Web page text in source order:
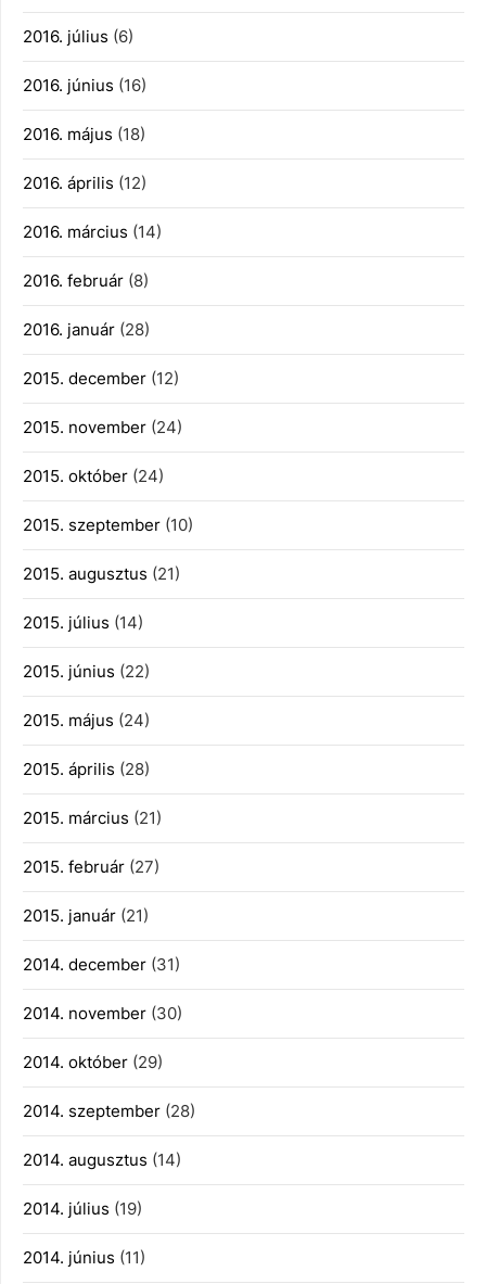
2016. július (6)
2016. június (16)
2016. május (18)
2016. április (12)
2016. március (14)
2016. február (8)
2016. január (28)
2015. december (12)
2015. november (24)
2015. október (24)
2015. szeptember (10)
2015. augusztus (21)
2015. július (14)
2015. június (22)
2015. május (24)
2015. április (28)
2015. március (21)
2015. február (27)
2015. január (21)
2014. december (31)
2014. november (30)
2014. október (29)
2014. szeptember (28)
2014. augusztus (14)
2014. július (19)
2014. június (11)